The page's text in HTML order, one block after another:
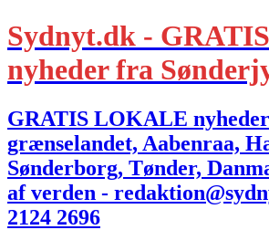
Sydnyt.dk -
nyheder fra
GRATIS LOKALE
grænselandet, Aabenraa,
Sønderborg, Tønder,
af verden -
2124 2696